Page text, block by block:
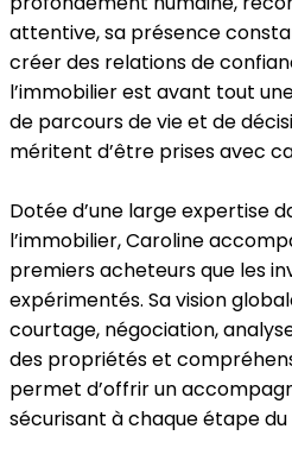
attentive, sa présence
créer des relations de
l’immobilier est avant tout
de parcours de vie et de
méritent d’être prises avec
Dotée d’une large expertise
l’immobilier, Caroline
premiers acheteurs que les
expérimentés. Sa vision
courtage, négociation,
des propriétés et
permet d’offrir un
sécurisant à chaque étape du